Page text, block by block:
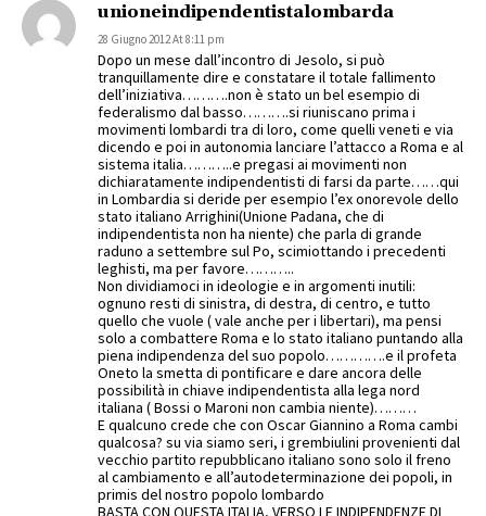
unioneindipendentistalombarda
28 Giugno 2012 At 8:11 pm
Dopo un mese dall’incontro di Jesolo, si può
tranquillamente dire e constatare il totale fallimento
dell’iniziativa……….non è stato un bel esempio di
federalismo dal basso……….si riuniscano prima i
movimenti lombardi tra di loro, come quelli veneti e via
dicendo e poi in autonomia lanciare l’attacco a Roma e al
sistema italia………..e pregasi ai movimenti non
dichiaratamente indipendentisti di farsi da parte……qui
in Lombardia si deride per esempio l’ex onorevole dello
stato italiano Arrighini(Unione Padana, che di
indipendentista non ha niente) che parla di grande
raduno a settembre sul Po, scimiottando i precedenti
leghisti, ma per favore………..
Non dividiamoci in ideologie e in argomenti inutili:
ognuno resti di sinistra, di destra, di centro, e tutto
quello che vuole ( vale anche per i libertari), ma pensi
solo a combattere Roma e lo stato italiano puntando alla
piena indipendenza del suo popolo………….e il profeta
Oneto la smetta di pontificare e dare ancora delle
possibilità in chiave indipendentista alla lega nord
italiana ( Bossi o Maroni non cambia niente)………
E qualcuno crede che con Oscar Giannino a Roma cambi
qualcosa? su via siamo seri, i grembiulini provenienti dal
vecchio partito repubblicano italiano sono solo il freno
al cambiamento e all’autodeterminazione dei popoli, in
primis del nostro popolo lombardo
BASTA CON QUESTA ITALIA, VERSO LE INDIPENDENZE DI